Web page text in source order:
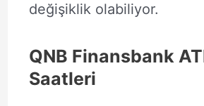
değişiklik olabiliyor.
QNB Finansbank
Saatleri